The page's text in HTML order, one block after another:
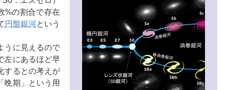
%の割合で存在
円盤銀河という
うに見えるので
左にあるほど早
するとの考えが
晩期」という用